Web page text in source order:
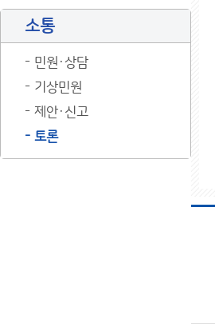
소통
민원·상담
기상민원
제안·신고
토론